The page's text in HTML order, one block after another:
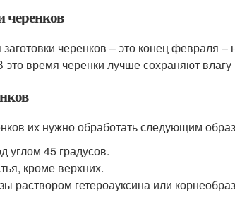
черенков
черенков – это конец февраля –
это время черенки лучше сохраняют
их нужно обработать следующим
углом 45 градусов.
кроме верхних.
раствором гетероауксина или